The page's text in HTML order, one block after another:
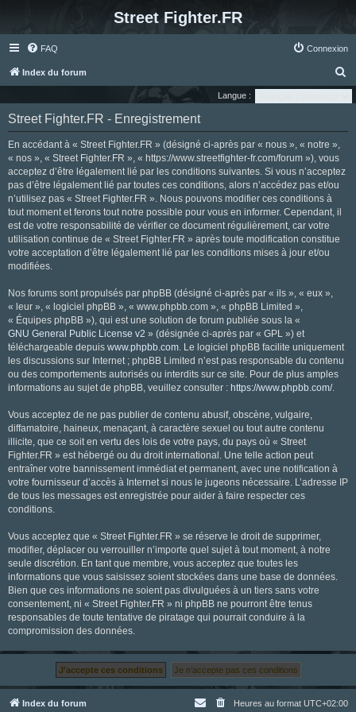
Street Fighter.FR
FAQ Connexion
Index du forum
e
Langue :
Street Fighter.FR - Enregistrement
En accédant à « Street Fighter.FR » (désigné ci-après par « nous », « notre »,
« nos », « Street Fighter.FR », « https://www.streetfighter-fr.com/forum »), vous
acceptez d’être légalement lié par les conditions suivantes. Si vous n’acceptez
pas d’être légalement lié par toutes ces conditions, alors n’accédez pas et/ou
n’utilisez pas « Street Fighter.FR ». Nous pouvons modifier ces conditions à
tout moment et ferons tout notre possible pour vous en informer. Cependant, il
est de votre responsabilité de vérifier ce document régulièrement, car votre
utilisation continue de « Street Fighter.FR » après toute modification constitue
votre acceptation d’être légalement lié par les conditions mises à jour et/ou
modifiées.
Nos forums sont propulsés par phpBB (désigné ci-après par « ils », « eux »,
« leur », « logiciel phpBB », « www.phpbb.com », « phpBB Limited »,
« Équipes phpBB »), qui est une solution de forum publiée sous la «
GNU General Public License v2 » (désignée ci-après par « GPL ») et
téléchargeable depuis www.phpbb.com. Le logiciel phpBB facilite uniquement
les discussions sur Internet ; phpBB Limited n’est pas responsable du contenu
ou des comportements autorisés ou interdits sur ce site. Pour de plus amples
informations au sujet de phpBB, veuillez consulter : https://www.phpbb.com/.
Vous acceptez de ne pas publier de contenu abusif, obscène, vulgaire,
diffamatoire, haineux, menaçant, à caractère sexuel ou tout autre contenu
illicite, que ce soit en vertu des lois de votre pays, du pays où « Street
Fighter.FR » est hébergé ou du droit international. Une telle action peut
entraîner votre bannissement immédiat et permanent, avec une notification à
votre fournisseur d’accès à Internet si nous le jugeons nécessaire. L’adresse IP
de tous les messages est enregistrée pour aider à faire respecter ces
conditions.
Vous acceptez que « Street Fighter.FR » se réserve le droit de supprimer,
modifier, déplacer ou verrouiller n’importe quel sujet à tout moment, à notre
seule discrétion. En tant que membre, vous acceptez que toutes les
informations que vous saisissez soient stockées dans une base de données.
Bien que ces informations ne soient pas divulguées à un tiers sans votre
consentement, ni « Street Fighter.FR » ni phpBB ne pourront être tenus
responsables de toute tentative de piratage qui pourrait conduire à la
compromission des données.
Index du forum Heures au format UTC+02:00